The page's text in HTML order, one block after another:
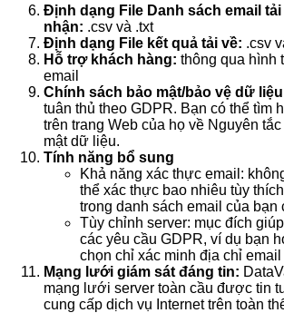
Định dạng File Danh sách email
nhận: .csv và .txt
Định dạng File kết quả tải về: .csv
Hỗ trợ khách hàng: thông qua hình
email
Chính sách bảo mật/bảo vệ dữ
tuân thủ theo GDPR. Bạn có thể tìm
trên trang Web của họ về Nguyên
mật dữ liệu.
Tính năng bổ sung
Khả năng xác thực email:
thể xác thực bao nhiêu tùy
trong danh sách email của bạn
Tùy chỉnh server: mục đích
các yêu cầu GDPR, ví dụ bạn
chọn chỉ xác minh địa chỉ email
Mạng lưới giám sát đáng tin:
mạng lưới server toàn cầu được tin
cung cấp dịch vụ Internet trên toàn